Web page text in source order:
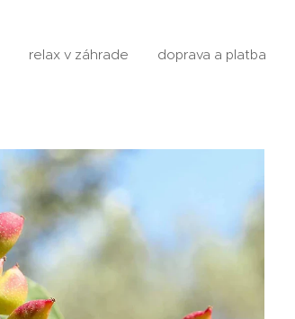
relax v záhrade doprava a platba